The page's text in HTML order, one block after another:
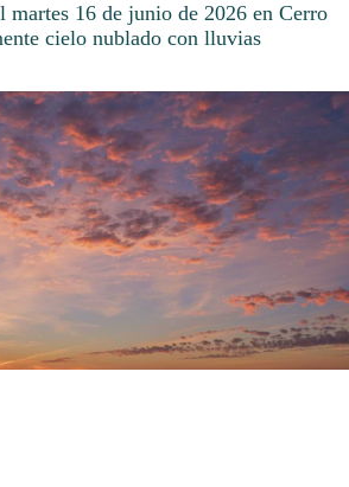
martes 16 de junio de 2026 en Cerro
cielo nublado con lluvias